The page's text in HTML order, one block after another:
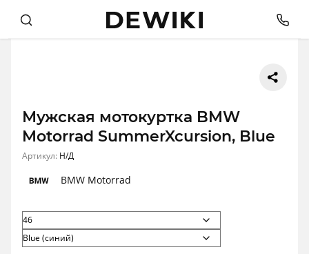
Мужская мотокуртка BMW
Motorrad SummerXcursion, Blue
Артикул: Н/Д
BMW Motorrad